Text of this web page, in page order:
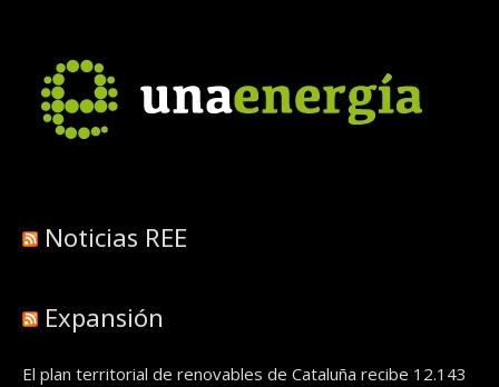
Noticias REE
Expansión
El plan territorial de renovables de Cataluña recibe 12.143